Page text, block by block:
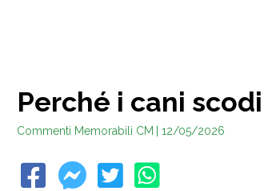
Perché i cani
Commenti Memorabili CM | 12/05/2026